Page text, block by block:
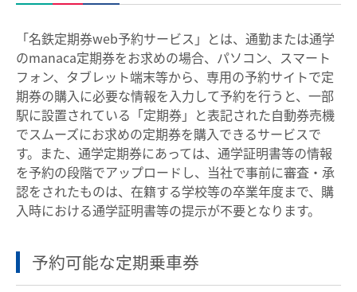
三河線（知立～猿投）
豊田線
常滑線・空港線
築港線
河和線・知多新線
津島線・尾西線
竹鼻線・羽島線
犬山線
広見線
小牧線
各務原線
瀬戸線
設備・機器・車両等
特別車のご案内
「名鉄定期券web予約サービス」とは、通勤または通学
のmanaca定期券をお求めの場合、パソコン、スマート
フォン、タブレット端末等から、専用の予約サイトで定
期券の購入に必要な情報を入力して予約を行うと、一部
駅に設置されている「定期券」と表記された自動券売機
でスムーズにお求めの定期券を購入できるサービスで
す。また、通学定期券にあっては、通学証明書等の情報
を予約の段階でアップロードし、当社で事前に審査・承
認をされたものは、在籍する学校等の卒業年度まで、購
入時における通学証明書等の提示が不要となります。
予約可能な定期乗車券